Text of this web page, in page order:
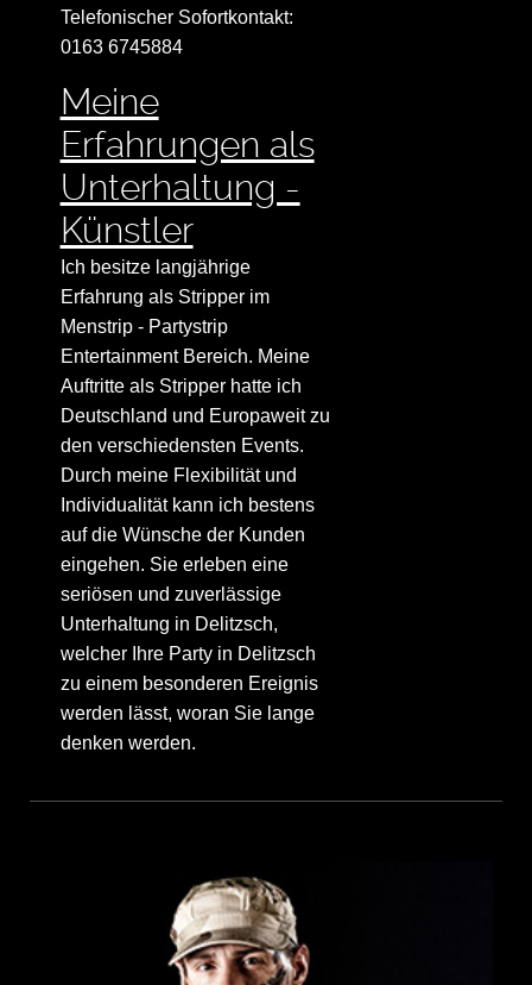
Telefonischer Sofortkontakt:
0163 6745884
Meine
Erfahrungen als
Unterhaltung -
Künstler
Ich besitze langjährige
Erfahrung als Stripper im
Menstrip - Partystrip
Entertainment Bereich. Meine
Auftritte als Stripper hatte ich
Deutschland und Europaweit zu
den verschiedensten Events.
Durch meine Flexibilität und
Individualität kann ich bestens
auf die Wünsche der Kunden
eingehen. Sie erleben eine
seriösen und zuverlässige
Unterhaltung in Delitzsch,
welcher Ihre Party in Delitzsch
zu einem besonderen Ereignis
werden lässt, woran Sie lange
denken werden.